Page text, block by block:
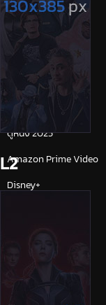
การ์ตูน
ดูซีรี่ย์ 2025
ดูหนัง 2025
Amazon Prime Video
Disney+
ซีรีย์จีน
L2